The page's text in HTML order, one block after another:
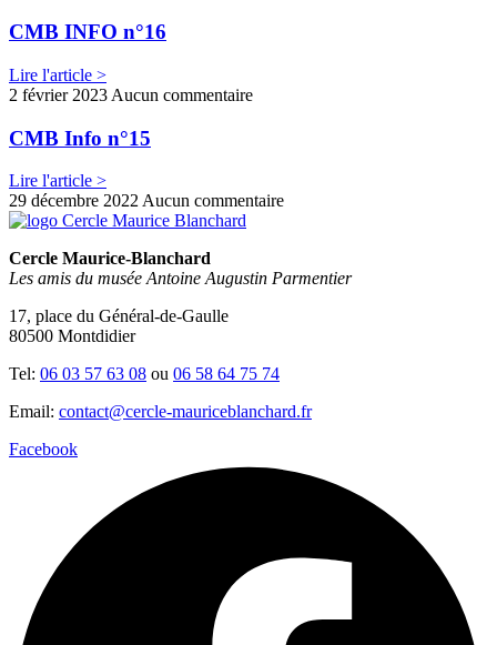
CMB INFO n°16
Lire l'article >
2 février 2023 Aucun commentaire
CMB Info n°15
Lire l'article >
29 décembre 2022 Aucun commentaire
Cercle Maurice-Blanchard
Les amis du musée Antoine Augustin Parmentier
17, place du Général-de-Gaulle
80500 Montdidier
Tel: 06 03 57 63 08 ou 06 58 64 75 74
Email: contact@cercle-mauriceblanchard.fr
Facebook